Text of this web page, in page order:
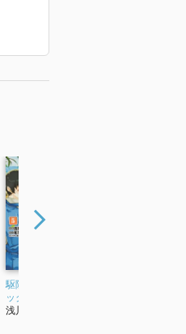
駆除人 (5) (角川コミ
ックス・エース)
浅川圭司